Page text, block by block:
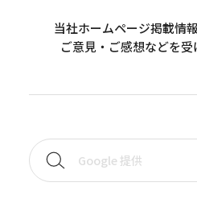
当社ホームページ掲載情
ご意見・ご感想などを受